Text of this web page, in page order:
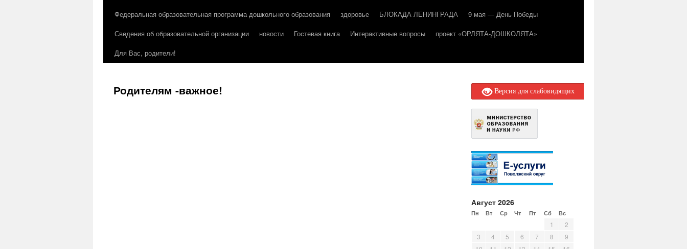
Федеральная образовательная программа дошкольного образования
здоровье БЛОКАДА ЛЕНИНГРАДА
9 мая — День Победы
Сведения об образовательной организации
новости Гостевая книга Интерактивные вопросы
проект «ОРЛЯТА-ДОШКОЛЯТА»
Для Вас, родители!
Родителям -важное! Версия для слабовидящих
Август 2026
Пн Вт Ср Чт Пт Сб Вс
1
2
3
4 5 6 7 8
9